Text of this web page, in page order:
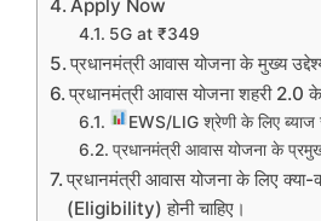
Apply Now
5G at ₹349
प्रधानमंत्री आवास योजना के मुख्य
प्रधानमंत्री आवास योजना शहरी 2.0
EWS/LIG श्रेणी के लिए ब्याज
प्रधानमंत्री आवास योजना के
प्रधानमंत्री आवास योजना के लिए क्या-
(Eligibility) होनी चाहिए।